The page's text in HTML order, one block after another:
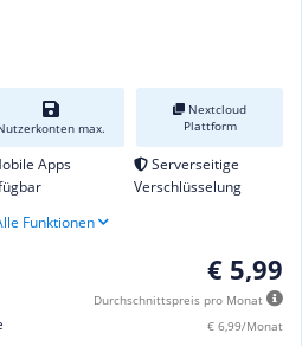
max.
Nextcloud
Plattform
Apps
Serverseitige
Verschlüsselung
Funktionen
€ 5,99
Durchschnittspreis pro Monat
€ 6,99/Monat